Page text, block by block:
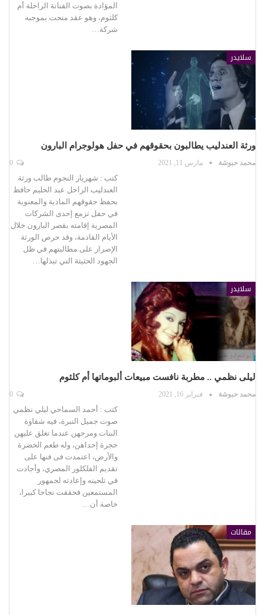
المؤادة بصوت الفنانة الراحلة أم
كلثوم، وهو عقد منحت بموجبه
شركة…
سلايدر
ورثة العندليب يطالبون بحقوقهم في حفل هولوجرام البارون
محمد حبوشة مارس 11, 2021
كتب : شهريار النجوم طالب ورثة
العندليب الراحل عبد الحليم حافظ
بحفظ حقوقهم المادية والمعنوية
في حفل تزمع إحدى الشركات
المصرية إقامته بقصر البارون خلال
الأيام القادمة، وقد حرص الورثة
الإصرار على مطالبتهم في ظل
الجهود الحثيثة التي تبذلها…
سلايدر
ليلى نظمي .. مطربة نافست مبيعات ألبوماتها أم كلثوم
محمد حبوشة فبراير 16, 2021
كتب : أحمد السماحي ليلي نظمي
صوت جميل النبرة، فيه شقاوة
البنات ومرحهن عندما تغلق عليهن
حجرة إحداهن، وله طعم الخضرة
والأرض، اعتمدت فى فنها على
تقديم الفلكلور المصري، وأجادت
في تلحينه وإعادته لجمهور
المستمعين فحققت نجاحا كبيرا،
خاصة أن…
مقالات